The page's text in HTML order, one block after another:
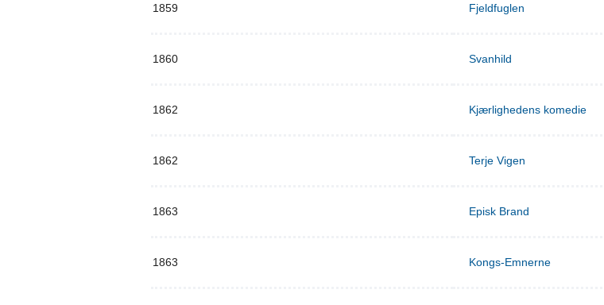
1859 Fjeldfuglen
1860 Svanhild
1862 Kjærlighedens komedie
1862 Terje Vigen
1863 Episk Brand
1863 Kongs-Emnerne